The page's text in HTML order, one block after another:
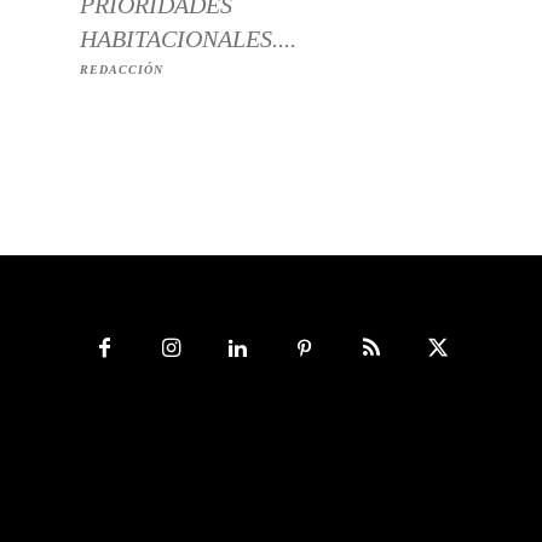
HABITACIONALES....
REDACCIÓN